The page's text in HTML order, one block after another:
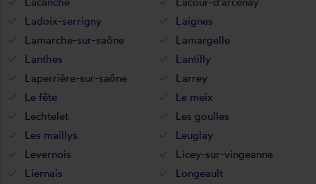
Ladoix-serrigny
Laignes
Lamarche-sur-saône
Lamargelle
Lanthes
Lantilly
Laperrière-sur-saône
Larrey
Le fête
Le meix
Lechtelet
Les goulles
Les maillys
Leuglay
Levernois
Licey-sur-vingeanne
Liernais
Longeault